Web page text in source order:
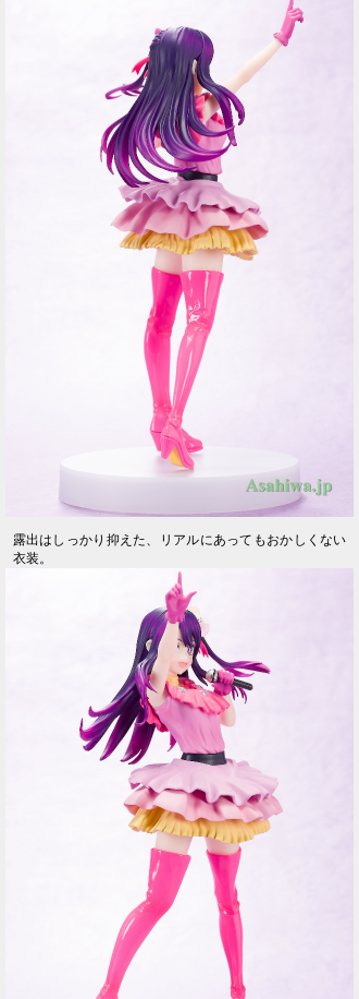
露出はしっかり抑えた、リアルにあってもおかしくない
衣装。